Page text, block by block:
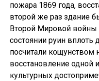
пожара 1869 года,
второй же раз здание
Второй Мировой войны
состоянии руин вплоть
посчитали кощунством
восстановление одной
культурных